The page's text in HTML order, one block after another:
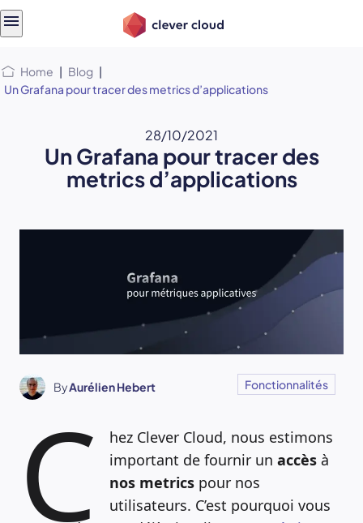
Home | Blog |
Un Grafana pour tracer des metrics d’applications
28/10/2021
Un Grafana pour tracer des
metrics d’applications
ByAurélien Hebert Fonctionnalités
C
hez Clever Cloud, nous estimons
important de fournir unaccès à
nos metrics pour nos
utilisateurs. C’est pourquoi vous